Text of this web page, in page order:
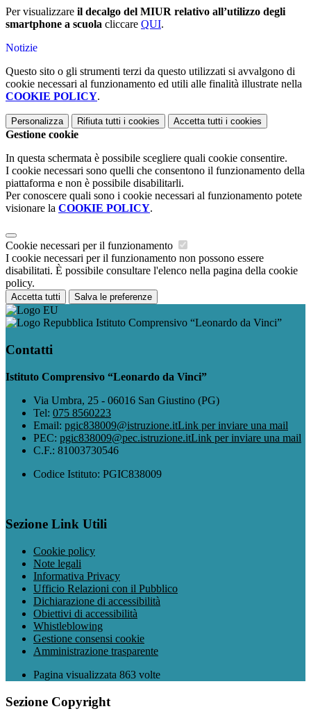
Per visualizzare il decalgo del MIUR relativo all’utilizzo degli
smartphone a scuola cliccare QUI.
Notizie
Questo sito o gli strumenti terzi da questo utilizzati si avvalgono di
cookie necessari al funzionamento ed utili alle finalità illustrate nella
COOKIE POLICY.
Personalizza Rifiuta tutti i cookies Accetta tutti i cookies
Gestione cookie
In questa schermata è possibile scegliere quali cookie consentire.
I cookie necessari sono quelli che consentono il funzionamento della
piattaforma e non è possibile disabilitarli.
Per conoscere quali sono i cookie necessari al funzionamento potete
visionare la COOKIE POLICY.
Cookie necessari per il funzionamento
I cookie necessari per il funzionamento non possono essere
disabilitati. È possibile consultare l'elenco nella pagina della cookie
policy.
Accetta tutti Salva le preferenze
Istituto Comprensivo “Leonardo da Vinci”
Contatti
Istituto Comprensivo “Leonardo da Vinci”
Via Umbra, 25 - 06016 San Giustino (PG)
Tel: 075 8560223
Email: pgic838009@istruzione.itLink per inviare una mail
PEC: pgic838009@pec.istruzione.itLink per inviare una mail
C.F.: 81003730546
Codice Istituto: PGIC838009
Sezione Link Utili
Cookie policy
Note legali
Informativa Privacy
Ufficio Relazioni con il Pubblico
Dichiarazione di accessibilità
Obiettivi di accessibilità
Whistleblowing
Gestione consensi cookie
Amministrazione trasparente
Pagina visualizzata 863 volte
Sezione Copyright